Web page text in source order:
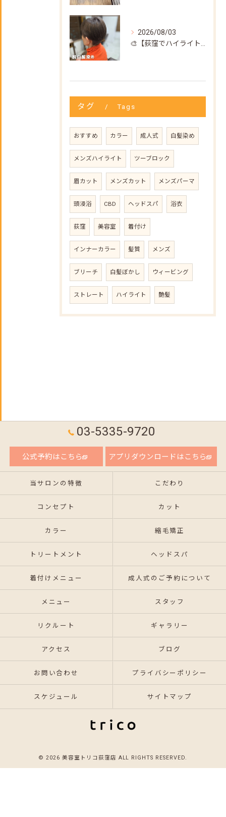
2026/08/03
🎨【荻窪でハイライト・カラーなら美容室トリコ】にお任せくださ...
タグ Tags
おすすめ カラー 成人式 白髪染め
メンズハイライト ツーブロック
眉カット メンズカット メンズパーマ
頭浸浴 CBD ヘッドスパ 浴衣
荻窪 美容室 着付け
インナーカラー 髪質 メンズ
ブリーチ 白髪ぼかし ウィービング
ストレート ハイライト 艶髪
03-5335-9720
公式予約はこちら アプリダウンロードはこちら
当サロンの特徴 こだわり
コンセプト カット
カラー 縮毛矯正
トリートメント ヘッドスパ
着付けメニュー 成人式のご予約について
メニュー スタッフ
リクルート ギャラリー
アクセス ブログ
お問い合わせ プライバシーポリシー
スケジュール サイトマップ
© 2026 美容室トリコ荻窪店 ALL RIGHTS RESERVED.